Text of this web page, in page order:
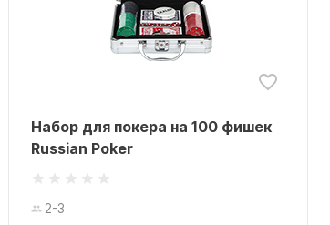
Набор для покера на 100 фишек
Russian Poker
2-3